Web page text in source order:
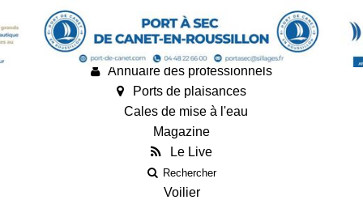
Guides
Fiches techniques des bateaux
Annuaire des professionnels
Ports de plaisances
Cales de mise à l'eau
Magazine
Le Live
Rechercher
Voilier